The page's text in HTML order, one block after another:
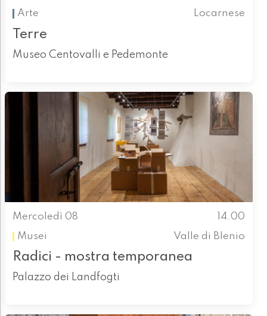
Arte
Locarnese
Terre
Museo Centovalli e Pedemonte
Mercoledì 08
14.00
Musei
Valle di Blenio
Radici - mostra temporanea
Palazzo dei Landfogti